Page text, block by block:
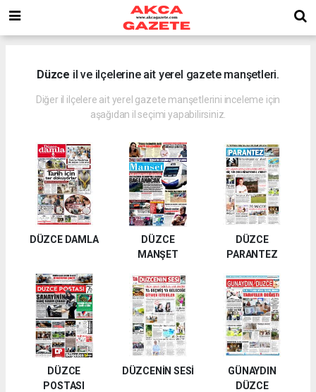
Düzce il ve ilçelerine ait yerel gazete manşetleri.
Diğer il ilçelere ait yerel gazete manşetlerini inceleme için
aşağıdan il seçimi yapabilirsiniz.
DÜZCE DAMLA
DÜZCE
MANŞET
DÜZCE
PARANTEZ
DÜZCE
POSTASI
DÜZCENİN SESİ
GÜNAYDIN
DÜZCE